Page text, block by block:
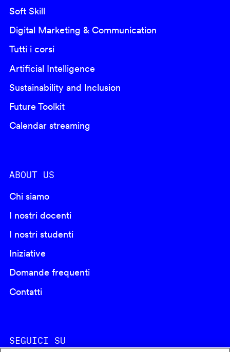
Soft Skill
Digital Marketing & Communication
Tutti i corsi
Artificial Intelligence
Sustainability and Inclusion
Future Toolkit
Calendar streaming
ABOUT US
Chi siamo
I nostri docenti
I nostri studenti
Iniziative
Domande frequenti
Contatti
SEGUICI SU